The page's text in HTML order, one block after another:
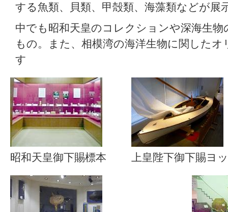
する魚類、貝類、甲殻類、海藻類などが展
中でも昭和天皇のコレクションや深海生
もの。また、相模湾の海洋生物に関した
す
昭和天皇御下賜標本 上皇陛下御下賜ヨ